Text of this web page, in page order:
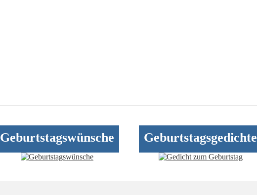
Geburtstagswünsche Geburtstagsgedichte